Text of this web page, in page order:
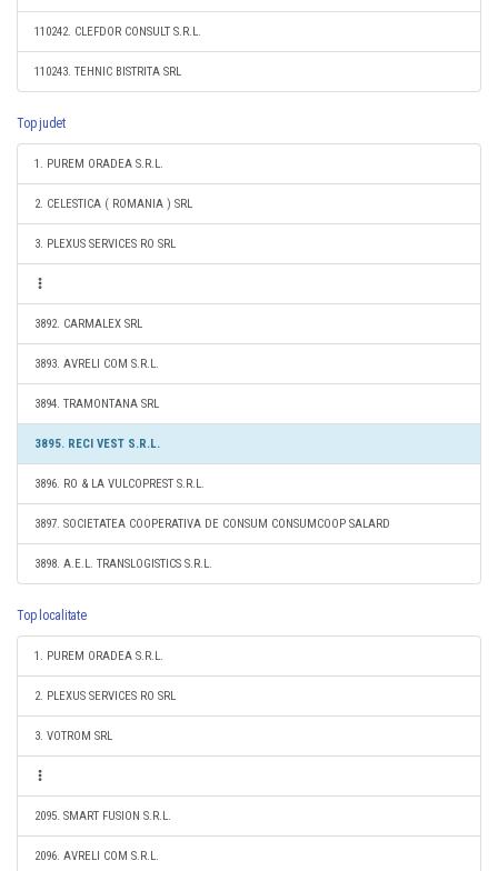
110242. CLEFDOR CONSULT S.R.L.
110243. TEHNIC BISTRITA SRL
Top judet
1. PUREM ORADEA S.R.L.
2. CELESTICA ( ROMANIA ) SRL
3. PLEXUS SERVICES RO SRL
3892. CARMALEX SRL
3893. AVRELI COM S.R.L.
3894. TRAMONTANA SRL
3895. RECI VEST S.R.L.
3896. RO & LA VULCOPREST S.R.L.
3897. SOCIETATEA COOPERATIVA DE CONSUM CONSUMCOOP SALARD
3898. A.E.L. TRANSLOGISTICS S.R.L.
Top localitate
1. PUREM ORADEA S.R.L.
2. PLEXUS SERVICES RO SRL
3. VOTROM SRL
2095. SMART FUSION S.R.L.
2096. AVRELI COM S.R.L.